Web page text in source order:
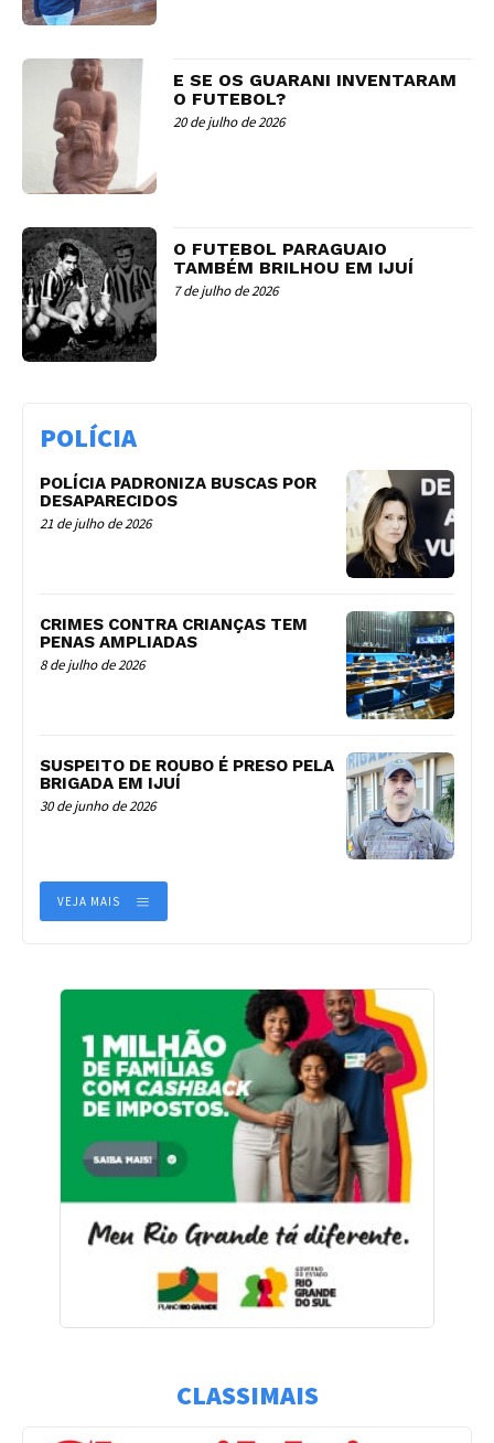
E SE OS GUARANI INVENTARAM
O FUTEBOL?
20 de julho de 2026
O FUTEBOL PARAGUAIO
TAMBÉM BRILHOU EM IJUÍ
7 de julho de 2026
POLÍCIA
POLÍCIA PADRONIZA BUSCAS POR
DESAPARECIDOS
21 de julho de 2026
CRIMES CONTRA CRIANÇAS TEM
PENAS AMPLIADAS
8 de julho de 2026
SUSPEITO DE ROUBO É PRESO PELA
BRIGADA EM IJUÍ
30 de junho de 2026
VEJA MAIS
CLASSIMAIS